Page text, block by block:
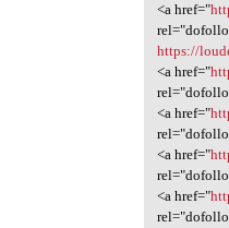
<a href="
https://
<a href="
<a href="
<a href="
<a href="